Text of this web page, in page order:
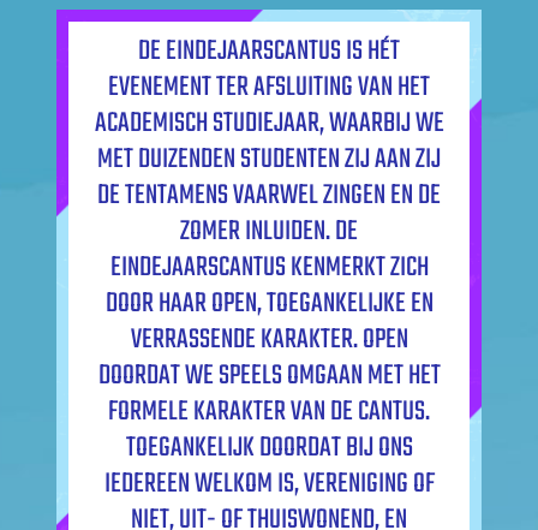
DE EINDEJAARSCANTUS IS HÉT
EVENEMENT TER AFSLUITING VAN HET
ACADEMISCH STUDIEJAAR, WAARBIJ WE
MET DUIZENDEN STUDENTEN ZIJ AAN ZIJ
DE TENTAMENS VAARWEL ZINGEN EN DE
ZOMER INLUIDEN. DE
EINDEJAARSCANTUS KENMERKT ZICH
DOOR HAAR OPEN, TOEGANKELIJKE EN
VERRASSENDE KARAKTER. OPEN
DOORDAT WE SPEELS OMGAAN MET HET
FORMELE KARAKTER VAN DE CANTUS.
TOEGANKELIJK DOORDAT BIJ ONS
IEDEREEN WELKOM IS, VERENIGING OF
NIET, UIT- OF THUISWONEND, EN